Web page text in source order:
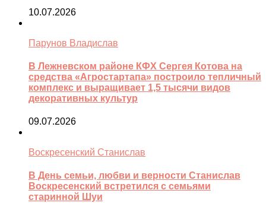
10.07.2026
Парунов Владислав
В Лежневском районе КФХ Сергея Котова на
средства «Агростартапа» построило тепличный
комплекс и выращивает 1,5 тысячи видов
декоративных культур
09.07.2026
Воскресенский Станислав
В День семьи, любви и верности Станислав
Воскресенский встретился с семьями
старинной Шуи